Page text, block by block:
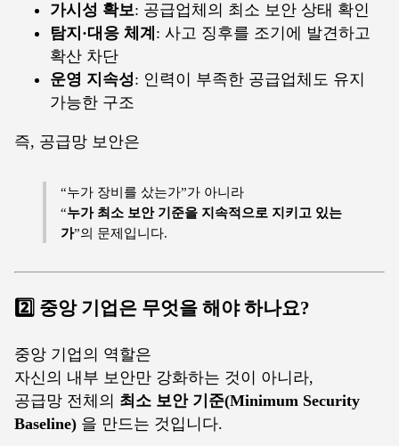
가시성 확보: 공급업체의 최소 보안 상태 확인
탐지·대응 체계 : 사고 징후를 조기에 발견하고
확산 차단
운영 지속성: 인력이 부족한 공급업체도 유지
가능한 구조
즉, 공급망 보안은
“누가 장비를 샀는가”가 아니라
“누가 최소 보안 기준을 지속적으로 지키고 있는
가”의 문제입니다.
2️⃣ 중앙 기업은 무엇을 해야 하나요?
중앙 기업의 역할은
자신의 내부 보안만 강화하는 것이 아니라,
공급망 전체의 최소 보안 기준(Minimum Security
Baseline) 을 만드는 것입니다.